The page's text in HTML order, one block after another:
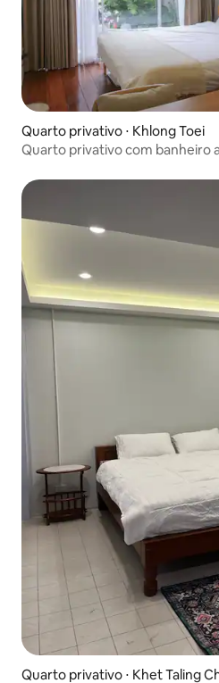
Quarto privativo ⋅ Khlong Toei
Quarto privativo com banheiro
Quarto privativo ⋅ Khet Taling